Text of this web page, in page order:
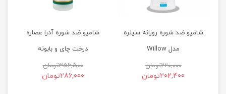
شامپو ضد شوره روزانه سینره
مدل Willow
220,000تومان
202,400تومان
شامپو ضد شوره آدرا عصاره
درخت چای و بابونه
356,500تومان
286,000تومان